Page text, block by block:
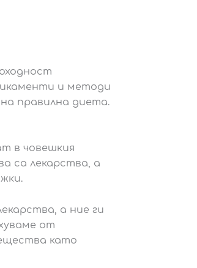
и методи
правилна диета.
в човешкия
са лекарства, а
а ние ги
от
като